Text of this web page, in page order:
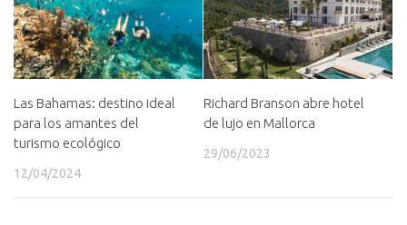
Las Bahamas: destino ideal
para los amantes del
turismo ecológico
12/04/2024
Richard Branson abre hotel
de lujo en Mallorca
29/06/2023